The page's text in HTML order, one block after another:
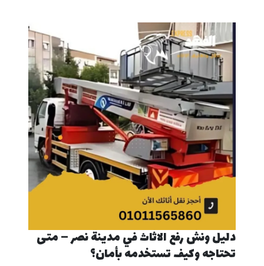
دليل ونش رفع الاثاث في مدينة نصر – متى
تحتاجه وكيف تستخدمه بأمان؟